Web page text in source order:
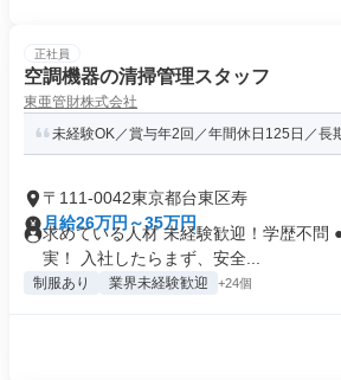
正社員
空調機器の清掃管理スタッフ
東亜管財株式会社
未経験OK／賞与年2回／年間休日125日／長
〒111-0042東京都台東区寿
月給26万円～35万円
求めている人材 未経験歓迎！学歴不問
実！ 入社したらまず、安全...
制服あり 業界未経験歓迎 +24個